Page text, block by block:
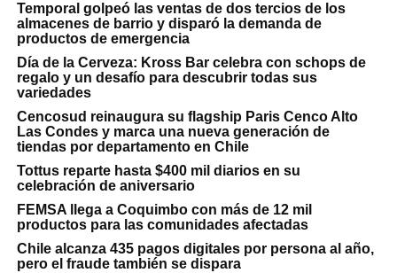
Temporal golpeó las ventas de dos tercios de los
almacenes de barrio y disparó la demanda de
productos de emergencia
Día de la Cerveza: Kross Bar celebra con schops de
regalo y un desafío para descubrir todas sus
variedades
Cencosud reinaugura su flagship Paris Cenco Alto
Las Condes y marca una nueva generación de
tiendas por departamento en Chile
Tottus reparte hasta $400 mil diarios en su
celebración de aniversario
FEMSA llega a Coquimbo con más de 12 mil
productos para las comunidades afectadas
Chile alcanza 435 pagos digitales por persona al año,
pero el fraude también se dispara